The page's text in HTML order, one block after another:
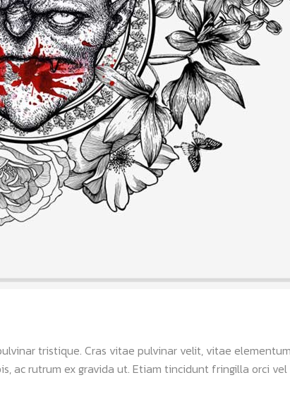
tristique. Cras vitae pulvinar velit, vitae
ac rutrum ex gravida ut. Etiam tincidunt fringilla orci